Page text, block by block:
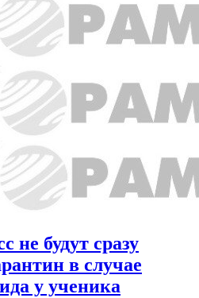
не будут сразу
в случае
у ученика